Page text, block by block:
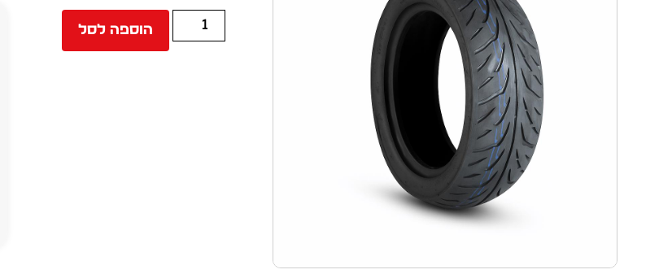
הוספה לסל